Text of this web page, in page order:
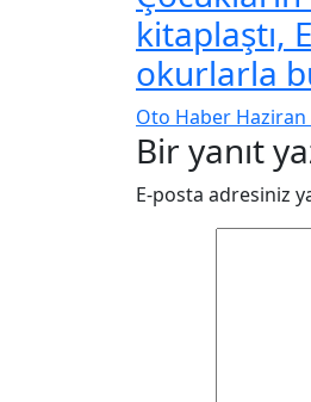
kitaplaştı,
okurlarla
Oto Haber Haziran
Bir yanıt
E-posta adresiniz